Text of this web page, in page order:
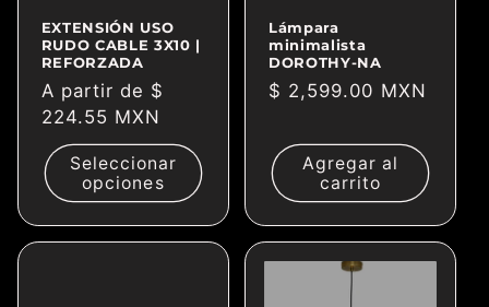
EXTENSIÓN USO
RUDO CABLE 3X10 |
REFORZADA
Precio
habitual
A partir de $
224.55 MXN
Seleccionar
opciones
Lámpara
minimalista
DOROTHY-NA
Precio
$ 2,599.00 MXN
Agregar al
carrito